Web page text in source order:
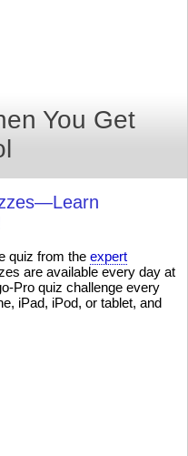
You Get
quiz from the expert
are available every day at
Pro quiz challenge every
iPad, iPod, or tablet, and